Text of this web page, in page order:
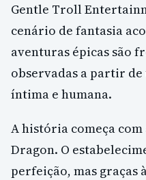
Gentle Troll
cenário de fantasia
aventuras épicas são
observadas a partir
íntima e humana.
A história começa
Dragon. O
perfeição, mas graças